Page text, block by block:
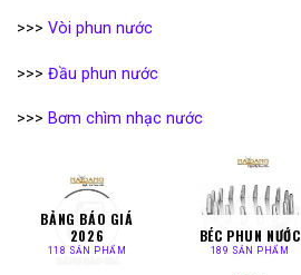
>>> Vòi phun nước
>>> Đầu phun nước
>>> Bơm chìm nhạc nước
BẢNG BÁO GIÁ
2026
118 SẢN PHẨM
BÉC PHUN NƯỚC
189 SẢN PHẨM